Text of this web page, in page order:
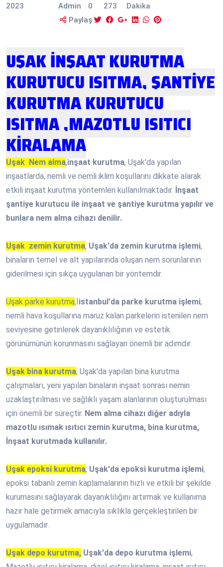
2023
Admin 0 273
Dakika
Paylaş
UŞAK İNŞAAT KURUTMA
KURUTUCU ISITMA, ŞANTİYE
KURUTMA KURUTUCU
ISITMA ,MAZOTLU ISITICI
KİRALAMA
Uşak Nem alma,inşaat kurutma, Uşak'da yapılan
inşaatlarda, nemli ve nemli iklim koşullarını dikkate alarak
etkili inşaat kurutma yöntemleri kullanılmaktadır. İnşaat
şantiye kurutucu ile inşaat ve şantiye kurutma yapılır ve
bunlara nem alma cihazı denilir.
Uşak zemin kurutma, Uşak'da zemin kurutma işlemi,
binaların temel ve alt yapılarında oluşan nem sorunlarının
giderilmesi için sıkça uygulanan bir yöntemdir.
Uşak parke kurutma,İ istanbul'da parke kurutma işlemi,
nemli hava koşullarına maruz kalan parkelerin istenilen nem
seviyesine getirilerek dayanıklılığının ve estetik
görünümünün korunmasını sağlayan önemli bir adımdır.
Uşak bina kurutma, Uşak'da yapılan bina kurutma
çalışmaları, yeni yapılan binaların inşaat sonrası nemin
uzaklaştırılması ve sağlıklı yaşam alanlarının oluşturulması
için önemli bir süreçtir. Nem alma cihazı diğer adıyla
mazotlu ısımak ısıtıcı zemin kurutma, bina kurutma,
İnşaat kurutmada kullanılır.
Uşak epoksi kurutma, Uşak'da epoksi kurutma işlemi,
epoksi tabanlı zemin kaplamalarının hızlı ve etkili bir şekilde
kurumasını sağlayarak dayanıklılığını artırmak ve kullanıma
hazır hale getirmek amacıyla sıklıkla gerçekleştirilen bir
uygulamadır.
Uşak depo kurutma, Uşak'da depo kurutma işlemi,